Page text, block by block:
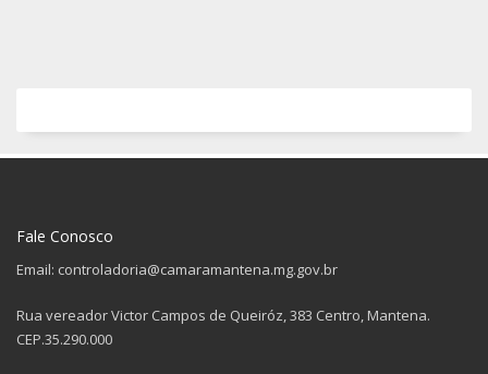
Fale Conosco
Email: controladoria@camaramantena.mg.gov.br
Rua vereador Victor Campos de Queiróz, 383 Centro, Mantena.
CEP.35.290.000